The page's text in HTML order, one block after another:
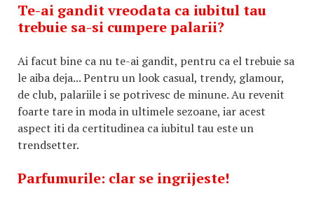
Te-ai gandit vreodata ca iubitul tau
trebuie sa-si cumpere palarii?
Ai facut bine ca nu te-ai gandit, pentru ca el trebuie sa
le aiba deja... Pentru un look casual, trendy, glamour,
de club, palariile i se potrivesc de minune. Au revenit
foarte tare in moda in ultimele sezoane, iar acest
aspect iti da certitudinea ca iubitul tau este un
trendsetter.
Parfumurile: clar se ingrijeste!